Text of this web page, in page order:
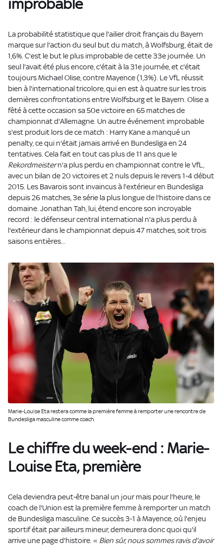
improbable
La probabilité statistique que l'ailier droit français du Bayern
marque sur l'action du seul but du match, à Wolfsburg, était de
1,6%. C'est le but le plus improbable de cette 33e journée. Un
seul l'avait été plus encore, c'était à la 31e journée, et c'était
toujours Michael Olise, contre Mayence (1,3%). Le VfL réussit
bien à l'international tricolore, qui en est à quatre sur les trois
dernières confrontations entre Wolfsburg et le Bayern. Olise a
fêté à cette occasion sa 50e victoire en 65 matches de
championnat d'Allemagne. Un autre événement improbable
s'est produit lors de ce match : Harry Kane a manqué un
penalty, ce qui n'était jamais arrivé en Bundesliga en 24
tentatives. Cela fait en tout cas plus de 11 ans que le
Rekordmeistern'a plus perdu en championnat contre le VfL,
avec un bilan de 20 victoires et 2 nuls depuis le revers 1-4 début
2015. Les Bavarois sont invaincus à l'extérieur en Bundesliga
depuis 26 matches, 3e série la plus longue de l'histoire dans ce
domaine. Jonathan Tah, lui, étend encore son incroyable
record : le défenseur central international n'a plus perdu à
l'extérieur dans le championnat depuis 47 matches, soit trois
saisons entières...
Marie-Louise Eta restera comme la première femme à remporter une rencontre de
Bundesliga masculine comme coach.
Le chiffre du week-end : Marie-
Louise Eta, première
Cela deviendra peut-être banal un jour mais pour l'heure, le
coach de l'Union est la première femme à remporter un match
de Bundesliga masculine. Ce succès 3-1 à Mayence, où l'enjeu
sportif était par ailleurs mineur, demeurera donc quoi qu'il
arrive une page d'histoire. « Bien sûr, nous sommes ravis d'avoir